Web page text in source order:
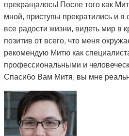
прекращалось! После того как
мной, приступы прекратились и
все радости жизни, видеть мир в
позитив от всего, что меня
рекомендую Митю как
профессиональными и
Спасибо Вам Митя, вы мне